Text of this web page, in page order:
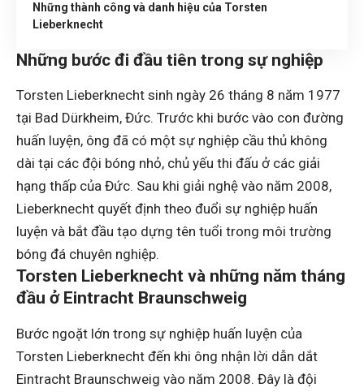
Những thành công và danh hiệu của Torsten
Lieberknecht
Những bước đi đầu tiên trong sự nghiệp
Torsten Lieberknecht sinh ngày 26 tháng 8 năm 1977
tại Bad Dürkheim, Đức. Trước khi bước vào con đường
huấn luyện, ông đã có một sự nghiệp cầu thủ không
dài tại các đội bóng nhỏ, chủ yếu thi đấu ở các giải
hạng thấp của Đức. Sau khi giải nghệ vào năm 2008,
Lieberknecht quyết định theo đuổi sự nghiệp huấn
luyện và bắt đầu tạo dựng tên tuổi trong môi trường
bóng đá chuyên nghiệp.
Torsten Lieberknecht và những năm tháng
đầu ở Eintracht Braunschweig
Bước ngoặt lớn trong sự nghiệp huấn luyện của
Torsten Lieberknecht đến khi ông nhận lời dẫn dắt
Eintracht Braunschweig vào năm 2008. Đây là đội